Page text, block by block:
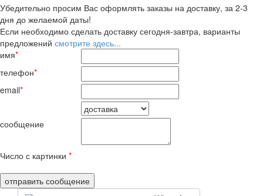
Убедительно просим Вас оформлять заказы на доставку, за 2-3
дня до желаемой даты!
Если необходимо сделать доставку сегодня-завтра, варианты
предложений смотрите здесь...
имя*
телефон*
email*
сообщение
Число с картинки *